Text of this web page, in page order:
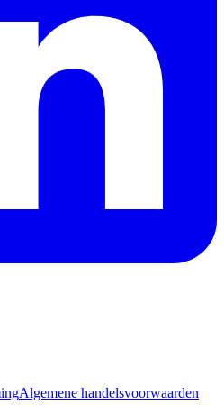
Algemene handelsvoorwaarden